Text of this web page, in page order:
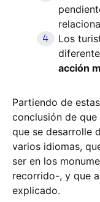
Los
acción
Partiendo de
conclusión de
que se desarrolle
varios idiomas,
ser en los
recorrido-, y que
explicado.